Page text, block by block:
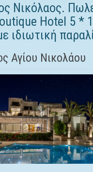
Νικόλαος.
Hotel 5 *
ιδιωτική
Αγίου Νικολάου